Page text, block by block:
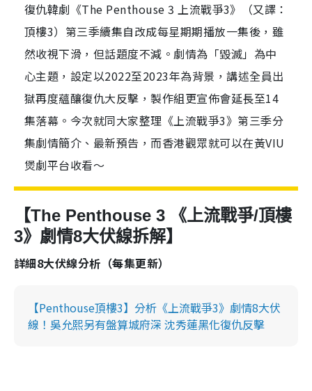
復仇韓劇《The Penthouse 3 上流戰爭3》（又譯：
頂樓3）第三季續集自改成每星期期播放一集後，雖
然收視下滑，但話題度不減。劇情為「毀滅」為中
心主題，設定以2022至2023年為背景，講述全員出
獄再度蘊釀復仇大反擊，製作組更宣佈會延長至14
集落幕。今次就同大家整理《上流戰爭3》第三季分
集劇情簡介、最新預告，而香港觀眾就可以在黃VIU
煲劇平台收看～
【The Penthouse 3 《上流戰爭/頂樓
3》劇情8大伏線拆解】
詳細8大伏線分析（每集更新）
【Penthouse頂樓3】分析《上流戰爭3》劇情8大伏
線！吳允熙另有盤算城府深 沈秀蓮黑化復仇反擊